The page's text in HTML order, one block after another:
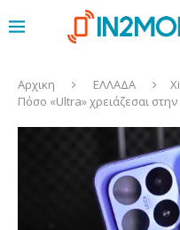
Αρχικη ΕΛΛΑΔΑ
Πόσο «Ultra» χρειάζεσαι